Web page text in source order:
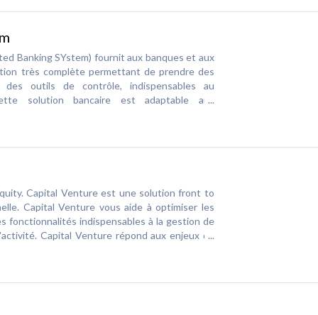
quelles que soient vos banques
Banking SYstem) fournit aux banques et aux
très complète permettant de prendre des
outils de contrôle, indispensables au
solution bancaire est adaptable aux
bancaire, répondant précisément aux
exigeants.
Capital Venture est une solution front to
Capital Venture vous aide à optimiser les
fonctionnalités indispensables à la gestion de
Capital Venture répond aux enjeux du
automatiser les processus métiers Centraliser
des mécanismes de contrôle et de traçabilité
de reporting poussées un extranet